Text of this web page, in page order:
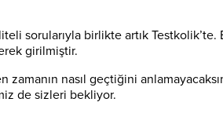
sorularıyla birlikte artık
girilmiştir.
zamanın nasıl geçtiğini
de sizleri bekliyor.